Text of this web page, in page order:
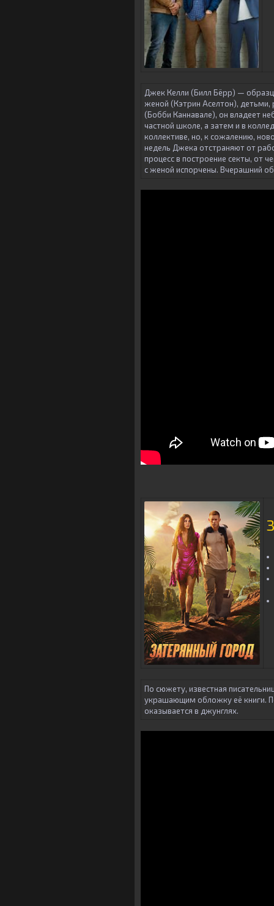
Джек Келли (Билл Бёрр) —
женой (Кэтрин Аселтон),
(Бобби Каннавале), он владеет
частной школе, а затем и в
коллективе, но, к сожалению,
недель Джека отстраняют от
процесс в построение секты, от
с женой испорчены. Вчерашний
По сюжету, известная
украшающим обложку её книги.
оказывается в джунглях.